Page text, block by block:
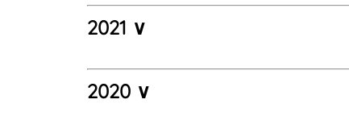
2021 ∨
2020 ∨